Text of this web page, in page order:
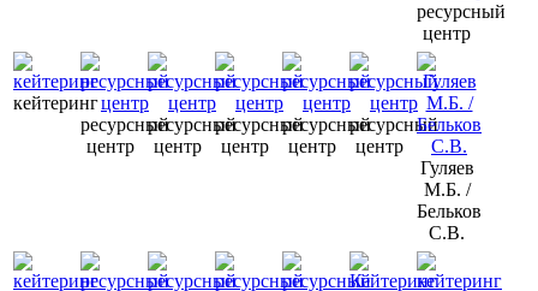
ресурсный
центр
кейтеринг
ресурсный
центр
ресурсный
центр
ресурсный
центр
ресурсный
центр
ресурсный
центр
Гуляев
М.Б. /
Бельков
С.В.